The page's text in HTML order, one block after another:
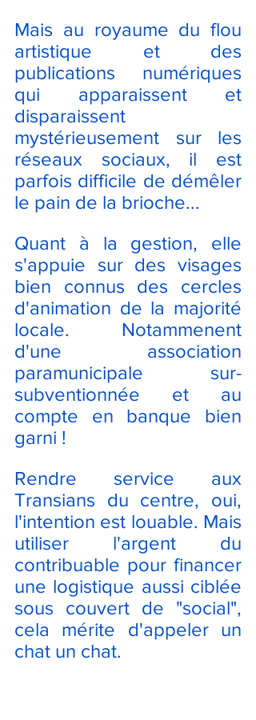
Mais au royaume du flou
artistique et des
publications numériques
qui apparaissent et
disparaissent
mystérieusement sur les
réseaux sociaux, il est
parfois difficile de démêler
le pain de la brioche...
Quant à la gestion, elle
s'appuie sur des visages
bien connus des cercles
d'animation de la majorité
locale. Notammenent
d'une association
paramunicipale sur-
subventionnée et au
compte en banque bien
garni !
Rendre service aux
Transians du centre, oui,
l'intention est louable. Mais
utiliser l'argent du
contribuable pour financer
une logistique aussi ciblée
sous couvert de "social",
cela mérite d'appeler un
chat un chat.